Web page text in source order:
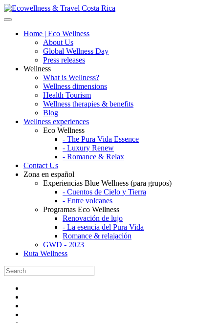
Home | Eco Wellness
About Us
Global Wellness Day
Press releases
Wellness
What is Wellness?
Wellness dimensions
Health Tourism
Wellness therapies & benefits
Blog
Wellness experiences
Eco Wellness
- The Pura Vida Essence
- Luxury Renew
- Romance & Relax
Contact Us
Zona en español
Experiencias Blue Wellness (para grupos)
- Cuentos de Cielo y Tierra
- Entre volcanes
Programas Eco Wellness
Renovación de lujo
- La esencia del Pura Vida
Romance & relajación
GWD - 2023
Ruta Wellness